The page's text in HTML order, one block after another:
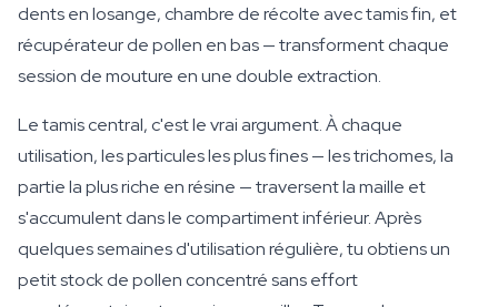
dents en losange, chambre de récolte avec tamis fin, et
récupérateur de pollen en bas — transforment chaque
session de mouture en une double extraction.
Le tamis central, c'est le vrai argument. À chaque
utilisation, les particules les plus fines — les trichomes, la
partie la plus riche en résine — traversent la maille et
s'accumulent dans le compartiment inférieur. Après
quelques semaines d'utilisation régulière, tu obtiens un
petit stock de pollen concentré sans effort